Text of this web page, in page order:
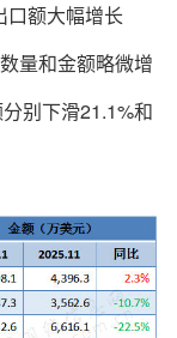
口额大幅增长
量和金额略微增
别下滑21.1%和